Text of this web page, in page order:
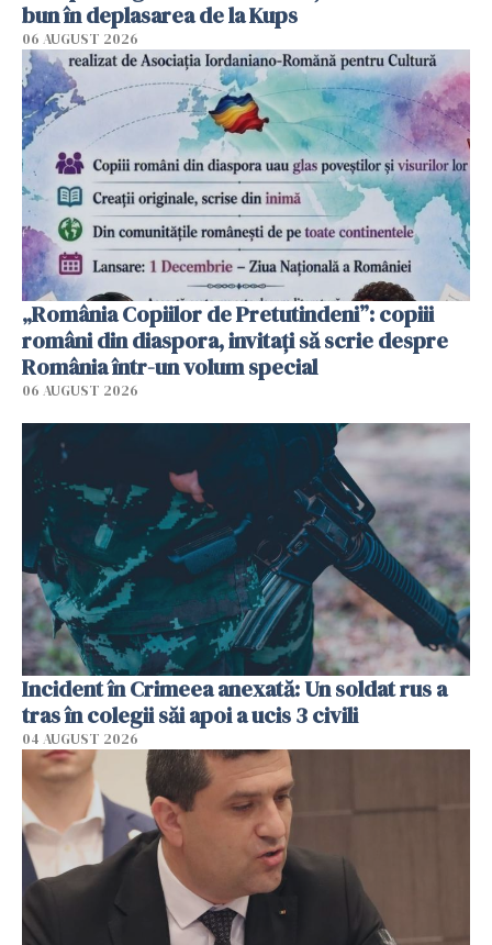
bun în deplasarea de la Kups
06 AUGUST 2026
„România Copiilor de Pretutindeni”: copiii
români din diaspora, invitați să scrie despre
România într-un volum special
06 AUGUST 2026
Incident în Crimeea anexată: Un soldat rus a
tras în colegii săi apoi a ucis 3 civili
04 AUGUST 2026